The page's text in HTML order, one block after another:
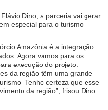
Dino, a parceria vai gerar
especial para o turismo
Amazônia é a integração
Agora vamos para os
execução do projeto.
da região têm uma grande
Tenho certeza que esse
da região”, frisou Dino.